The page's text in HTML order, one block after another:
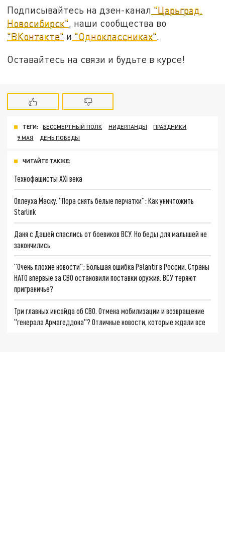
Подписывайтесь на дзен-канал "Царьград.
Новосибирск", наши сообщества во
"ВКонтакте" и "Одноклассниках".
Оставайтесь на связи и будьте в курсе!
ТЕГИ: БЕССМЕРТНЫЙ ПОЛК НИДЕРЛАНДЫ
ПРАЗДНИКИ
9 МАЯ
ДЕНЬ ПОБЕДЫ
ЧИТАЙТЕ ТАКЖЕ:
Технофашисты XXI века
Оплеуха Маску. "Пора снять белые перчатки": Как уничтожить
Starlink
Даня с Дашей спаслись от боевиков ВСУ. Но беды для малышей не
закончились
"Очень плохие новости": Большая ошибка Palantir в России. Страны
НАТО впервые за СВО остановили поставки оружия. ВСУ теряют
приграничье?
Три главных инсайда об СВО. Отмена мобилизации и возвращение
"генерала Армагеддона"? Отличные новости, которые ждали все